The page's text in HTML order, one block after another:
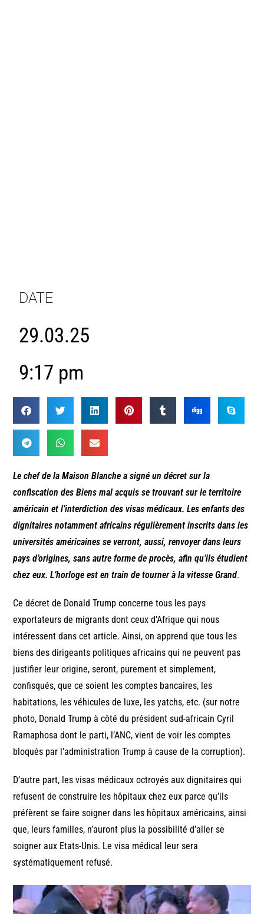
DATE
29.03.25
9:17 pm
Le chef de la Maison Blanche a signé un décret sur la
confiscation des Biens mal acquis se trouvant sur le territoire
américain et l’interdiction des visas médicaux. Les enfants des
dignitaires notamment africains régulièrement inscrits dans les
universités américaines se verront, aussi, renvoyer dans leurs
pays d’origines, sans autre forme de procès, afin qu’ils étudient
chez eux. L’horloge est en train de tourner à la vitesse Grand.
Ce décret de Donald Trump concerne tous les pays
exportateurs de migrants dont ceux d’Afrique qui nous
intéressent dans cet article. Ainsi, on apprend que tous les
biens des dirigeants politiques africains qui ne peuvent pas
justifier leur origine, seront, purement et simplement,
confisqués, que ce soient les comptes bancaires, les
habitations, les véhicules de luxe, les yatchs, etc. (sur notre
photo, Donald Trump à côté du président sud-africain Cyril
Ramaphosa dont le parti, l’ANC, vient de voir les comptes
bloqués par l’administration Trump à cause de la corruption).
D’autre part, les visas médicaux octroyés aux dignitaires qui
refusent de construire les hôpitaux chez eux parce qu’ils
préfèrent se faire soigner dans les hôpitaux américains, ainsi
que, leurs familles, n’auront plus la possibilité d’aller se
soigner aux Etats-Unis. Le visa médical leur sera
systématiquement refusé.